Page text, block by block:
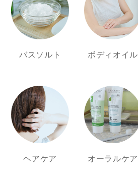
バスソルト ボディオイル
ヘアケア オーラルケア